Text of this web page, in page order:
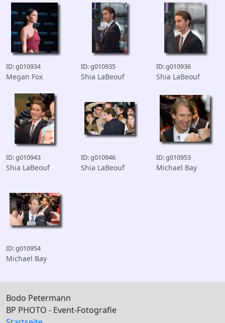
ID: g010934
Megan Fox
ID: g010935
Shia LaBeouf
ID: g010936
Shia LaBeouf
ID: g010943
Shia LaBeouf
ID: g010946
Shia LaBeouf
ID: g010953
Michael Bay
ID: g010954
Michael Bay
Bodo Petermann
BP PHOTO - Event-Fotografie